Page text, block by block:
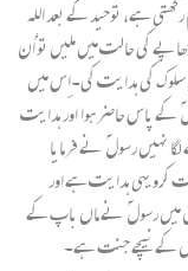
ہے، توحید کے بعد اللہ
کی حالت میں ملیں تو اُن
کی ہدایت کی۔اِس میں
پاس حاضر ہوا اور ہدایت
نہیں رسول ؐ نے فرمایا
کرو یہی ہدایت ہے اور
میں رسول ؐ نے ماں باپ کے
کے نیچے جنت ہے۔